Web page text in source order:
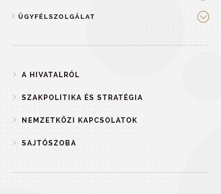
ÜGYFÉLSZOLGÁLAT
A HIVATALRÓL
SZAKPOLITIKA ÉS STRATÉGIA
NEMZETKÖZI KAPCSOLATOK
SAJTÓSZOBA